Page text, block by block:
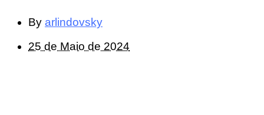
By arlindovsky
25 de Maio de 2024